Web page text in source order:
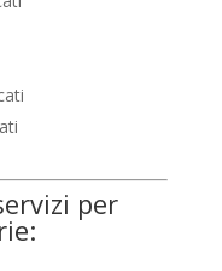
per